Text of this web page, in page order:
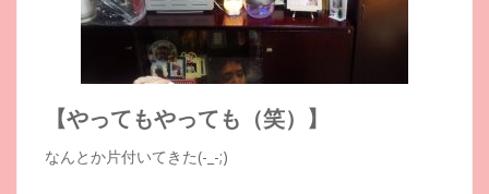
【やってもやっても（笑）】
なんとか片付いてきた(-_-;)